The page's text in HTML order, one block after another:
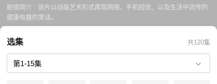
剧情简介 : 该片以动画艺术形式再现网络、手机短信、以及生活中流传的
健康有趣的笑话。
选集 共120集